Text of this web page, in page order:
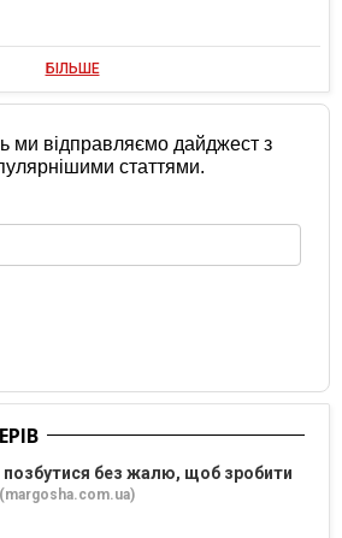
БІЛЬШЕ
ми відправляємо дайджест з
статтями.
позбутися без жалю, щоб зробити
(margosha.com.ua)